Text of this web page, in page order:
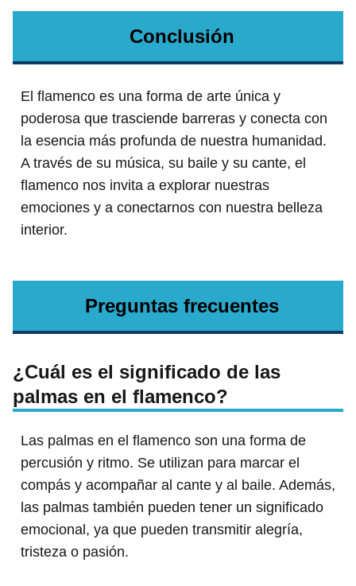
Conclusión
El flamenco es una forma de arte única y
poderosa que trasciende barreras y conecta con
la esencia más profunda de nuestra humanidad.
A través de su música, su baile y su cante, el
flamenco nos invita a explorar nuestras
emociones y a conectarnos con nuestra belleza
interior.
Preguntas frecuentes
¿Cuál es el significado de las
palmas en el flamenco?
Las palmas en el flamenco son una forma de
percusión y ritmo. Se utilizan para marcar el
compás y acompañar al cante y al baile. Además,
las palmas también pueden tener un significado
emocional, ya que pueden transmitir alegría,
tristeza o pasión.